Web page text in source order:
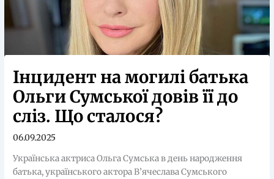
Інцидент на могилі батька
Ольги Сумської довів її до
сліз. Що сталося?
06.09.2025
Українська актриса Ольга Сумська в день народження
батька, українського актора В’ячеслава Сумського